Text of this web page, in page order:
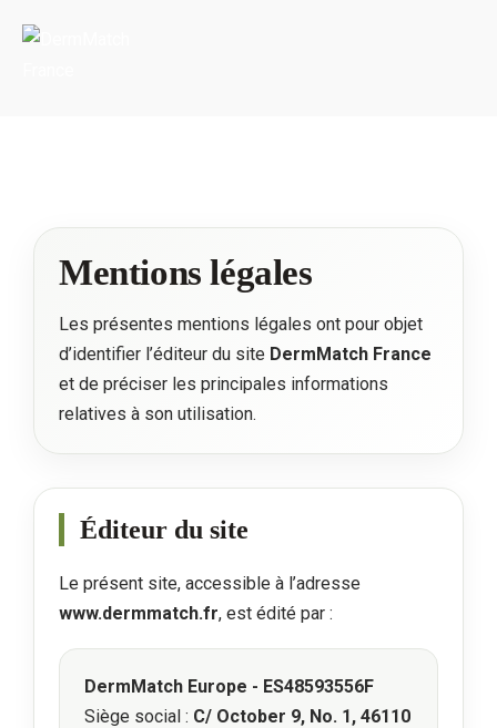
Mentions légales
Les présentes mentions légales ont pour objet
d’identifier l’éditeur du site DermMatch France
et de préciser les principales informations
relatives à son utilisation.
Éditeur du site
Le présent site, accessible à l’adresse
www.dermmatch.fr, est édité par :
DermMatch Europe - ES48593556F
Siège social : C/ October 9, No. 1, 46110